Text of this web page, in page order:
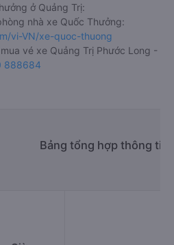
ở Quảng Trị:
nhà xe Quốc Thưởng:
vi-VN/xe-quoc-thuong
vé xe Quảng Trị Phước Long -
888684
Bảng tổng hợp thông tin